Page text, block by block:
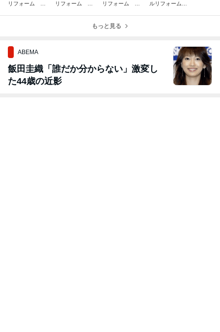
リフォーム 和
リフォーム T
リフォーム T
ルリフォーム
もっと見る
ABEMA
飯田圭織「誰だか分からない」激変し
た44歳の近影